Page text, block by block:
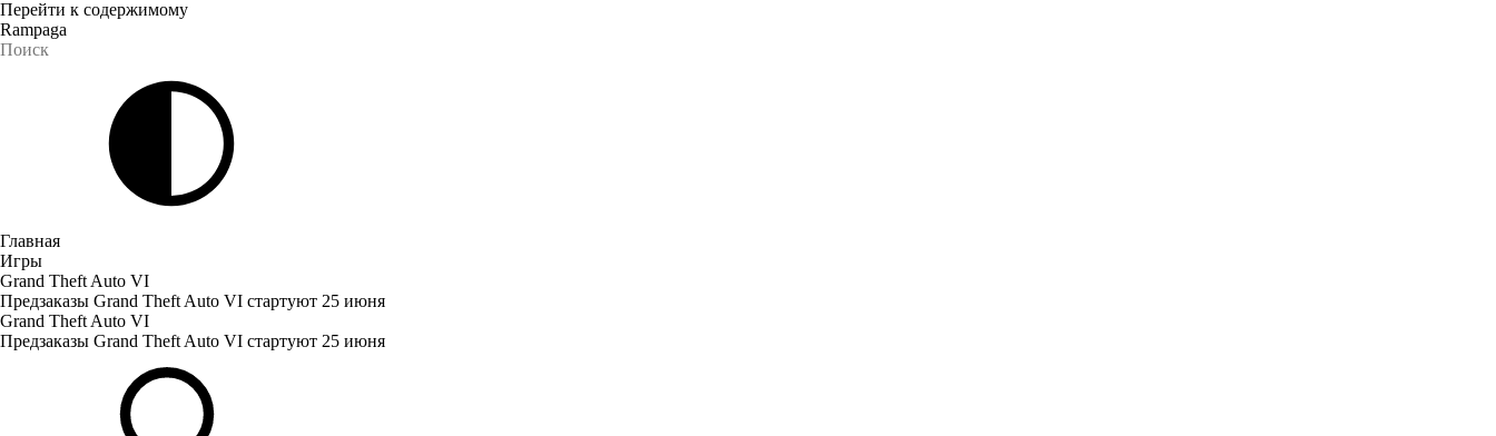
Перейти к содержимому
Rampaga
Главная
Игры
Grand Theft Auto VI
Предзаказы Grand Theft Auto VI стартуют 25 июня
Grand Theft Auto VI
Предзаказы Grand Theft Auto VI стартуют 25 июня